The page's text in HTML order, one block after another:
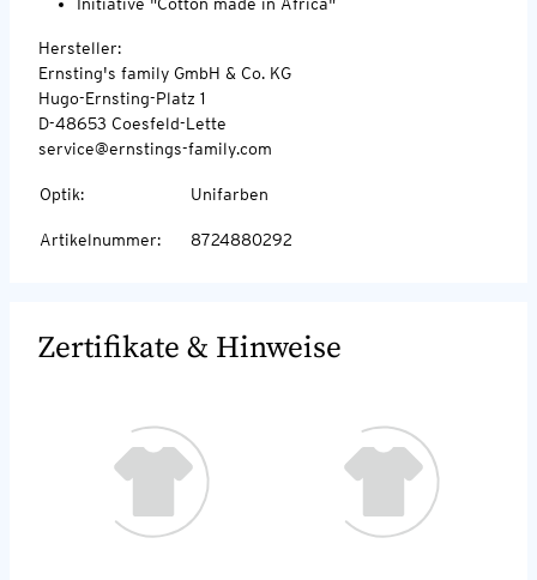
Hersteller:
Ernsting's family GmbH & Co. KG
Hugo-Ernsting-Platz 1
D-48653 Coesfeld-Lette
service@ernstings-family.com
Optik: Unifarben
Artikelnummer: 8724880292
Zertifikate & Hinweise